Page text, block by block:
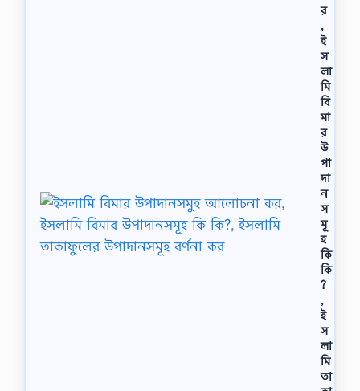
র
,
ই
স
লা
মি
বি
মা
র
উ
পা
দা
ন
স
মূ
হ
কি
কি
?
,
ই
স
লা
মি
তা